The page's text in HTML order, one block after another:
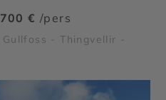
€ /pers
- Thingvellir -